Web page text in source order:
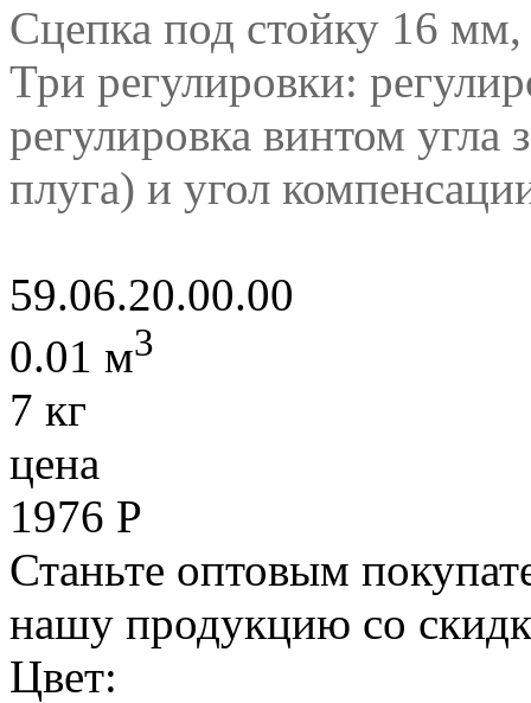
Сцепка под стойку 16
Три регулировки:
регулировка винтом угла
плуга) и угол
59.06.20.00.00
0.01 м3
7 кг
цена
1976 Р
Станьте оптовым
нашу продукцию со
Цвет: